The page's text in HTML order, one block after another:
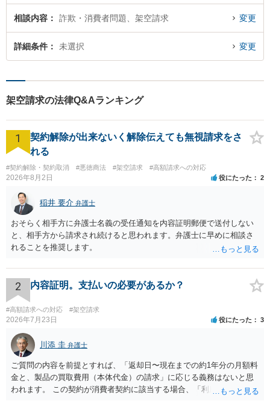
相談内容 詐欺・消費者問題、架空請求 変更
詳細条件 未選択 変更
架空請求の法律Q&Aランキング
1
契約解除が出来ないく解除伝えても無視請求をさ
れる
#契約解除・契約取消 #悪徳商法 #架空請求 #高額請求への対応
2026年8月2日 役にたった 2
稲井 要介 弁護士
おそらく相手方に弁護士名義の受任通知を内容証明郵便で送付しない
と、相手方から請求され続けると思われます。弁護士に早めに相談さ
れることを推奨します。
2 内容証明。支払いの必要があるか？
#高額請求への対応 #架空請求
2026年7月23日 役にたった 3
川添 圭 弁護士
ご質問の内容を前提とすれば、「返却日〜現在までの約1年分の月額料
金と、製品の買取費用（本体代金）の請求」に応じる義務はないと思
われます。 この契約が消費者契約に該当する場合、「利用料金の未納